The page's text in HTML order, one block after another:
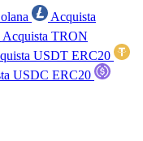
Acquista
Acquista TRON
USDT ERC20
USDC ERC20